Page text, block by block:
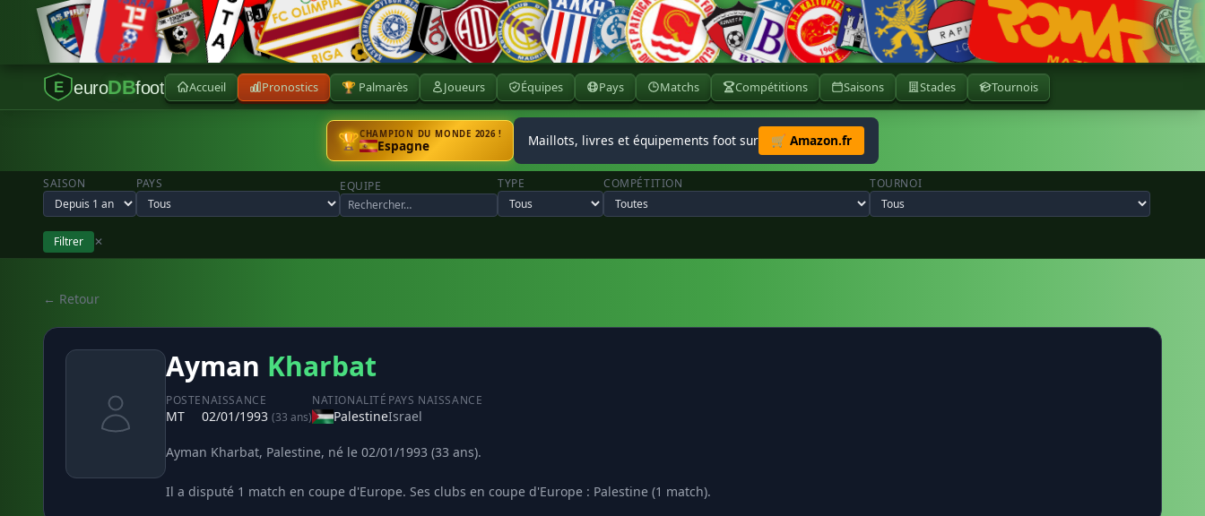
E euroDBfoot Accueil Pronostics 🏆 Palmarès Joueurs Équipes Pays Matchs Compétitions Saisons Stades Tournois
🏆CHAMPION DU MONDE 2026 !
Espagne Maillots, livres et équipements foot sur 🛒 Amazon.fr
SAISON PAYS EQUIPE TYPE COMPÉTITION TOURNOI
Filtrer ✕
← Retour
Ayman Kharbat
POSTE
MT
NAISSANCE
02/01/1993 (33 ans)
NATIONALITÉ
Palestine
PAYS NAISSANCE
Israel
Ayman Kharbat, Palestine, né le 02/01/1993 (33 ans).
Il a disputé 1 match en coupe d'Europe. Ses clubs en coupe d'Europe : Palestine (1 match).